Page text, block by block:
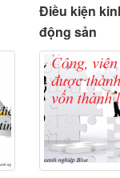
Điều kiện
động sản